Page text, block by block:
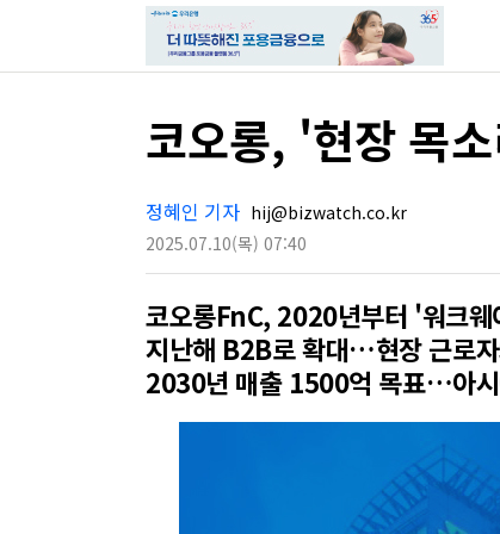
코오롱, '현장 목
정혜인 기자 hij@bizwatch.co.kr
2025.07.10(목) 07:40
코오롱FnC, 2020년부터 '워크웨
지난해 B2B로 확대…현장 근로
2030년 매출 1500억 목표…아시